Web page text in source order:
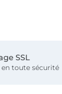
SSL
en toute sécurité